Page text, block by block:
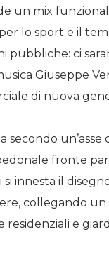
un mix
lo sport e il
pubbliche: ci
Giuseppe
di nuova
secondo
fronte
innesta il
collegando un
residenziali e